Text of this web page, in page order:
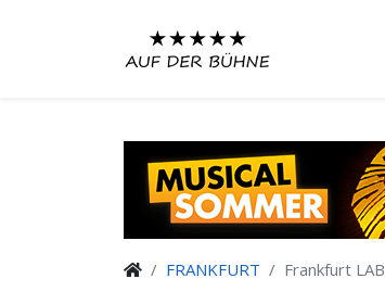
FRANKFURT Frankfurt LAB